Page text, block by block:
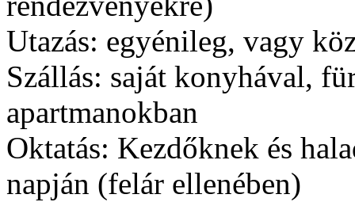
Utazás: egyénileg, vagy
Szállás: saját konyhával,
apartmanokban
Oktatás: Kezdőknek és
napján (felár ellenében)